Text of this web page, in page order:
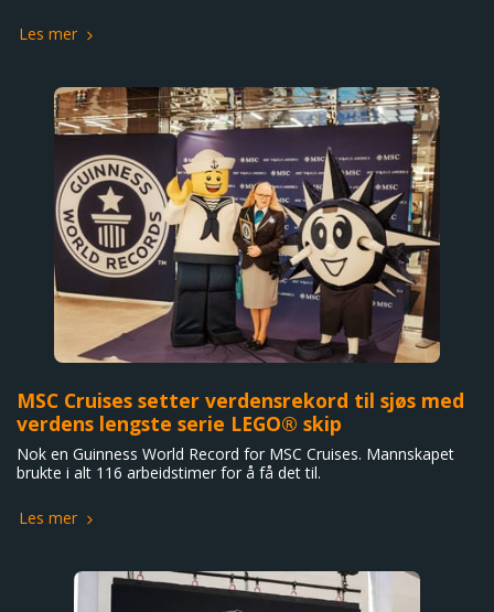
Les mer
MSC Cruises setter verdensrekord til sjøs med
verdens lengste serie LEGO® skip
Nok en Guinness World Record for MSC Cruises. Mannskapet
brukte i alt 116 arbeidstimer for å få det til.
Les mer